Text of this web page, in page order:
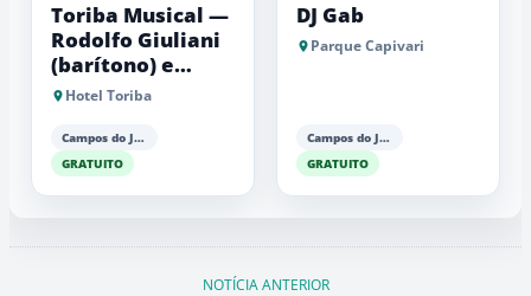
Toriba Musical —
Rodolfo Giuliani
(barítono) e
Antonio Luiz
Hotel Toriba
Campos do Jordão
GRATUITO
DJ Gab
Parque Capivari
Campos do Jordão
GRATUITO
NOTÍCIA ANTERIOR